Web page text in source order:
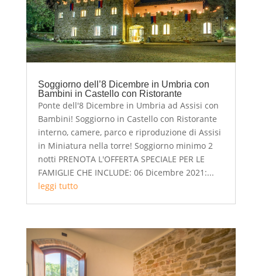
Soggiorno dell’8 Dicembre in Umbria con
Bambini in Castello con Ristorante
Ponte dell'8 Dicembre in Umbria ad Assisi con
Bambini! Soggiorno in Castello con Ristorante
interno, camere, parco e riproduzione di Assisi
in Miniatura nella torre! Soggiorno minimo 2
notti PRENOTA L'OFFERTA SPECIALE PER LE
FAMIGLIE CHE INCLUDE: 06 Dicembre 2021:...
leggi tutto